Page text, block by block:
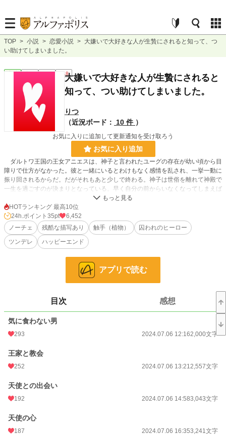
TOP > 小説 > 恋愛小説 > 大嫌いで大好きな人が生贄にされると知って、つ
い助けてしまいました。
恋愛 完結 長編 R18大嫌いで大好きな人が生贄にされると
知って、つい助けてしまいました。
りつ
（近況ボード：
10 件 ）
お気に入りに追加して更新通知を受け取ろう
お気に入り追加
ダルトワ王国の王女アニエスは、神子と言われたユーグの存在が幼い頃から目
障りで仕方がなかった。彼と一緒にいるとわけもなく感情を乱され、一挙一動に
振り回されるからだ。だがそれもあと少しで終わる。神子は世俗を離れて神殿で
一生を過ごすのが決まりとなっている。早く自分の前からいなくなってしまえば
いいと思いながら、それが命と引き換えに行われる儀式だと知って、気づけばユ
ーグを助けるために森の奥深くにある神殿へとアニエスは向かっていた。
※「ムーンライトノベルズ」様にも掲載しております。
小説 19,585 位 / 228,618 件
8,578 位 / 66,320 件
35 pt
文字数 133,897
更新日時
初回公開日時
初回完結日時
週間ポイント 119 pt (31,906 位)
年間ポイント
HOTランキング 最高10位
24h.ポイント 35pt
6,452
ノーチェ
残酷な描写あり 触手（植物）
囚われのヒーロー
ツンデレ
ハッピーエンド
アプリで読む
目次 感想
気に食わない男
293 2024.07.06 12:162,000文字
王家と教会
252 2024.07.06 13:212,557文字
天使との出会い
192 2024.07.06 14:583,043文字
天使の心
187 2024.07.06 16:353,241文字